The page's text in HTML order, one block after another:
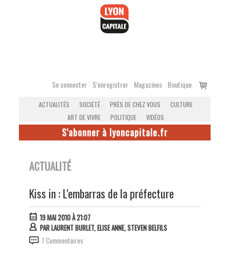
Se connecter S’enregistrer Magazines Boutique
Voir
ACTUALITÉS SOCIÉTÉ PRÈS DE CHEZ VOUS
CULTURE
ART DE VIVRE
POLITIQUE VIDÉOS
S'abonner à lyoncapitale.fr
ACTUALITÉ
Kiss in : L'embarras de la préfecture
19 MAI 2010 À 21:07
PARLAURENT BURLET, ELISE ANNE, STEVEN BELFILS
7 Commentaires